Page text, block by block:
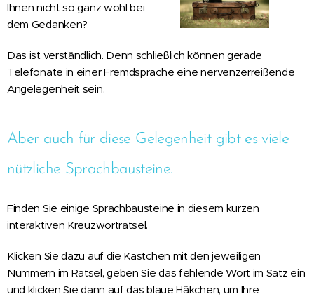
Ihnen nicht so ganz wohl bei
dem Gedanken?
Das ist verständlich. Denn schließlich können gerade
Telefonate in einer Fremdsprache eine nervenzerreißende
Angelegenheit sein.
Aber auch für diese Gelegenheit gibt es viele
nützliche Sprachbausteine.
Finden Sie einige Sprachbausteine in diesem kurzen
interaktiven Kreuzworträtsel.
Klicken Sie dazu auf die Kästchen mit den jeweiligen
Nummern im Rätsel, geben Sie das fehlende Wort im Satz ein
und klicken Sie dann auf das blaue Häkchen, um Ihre